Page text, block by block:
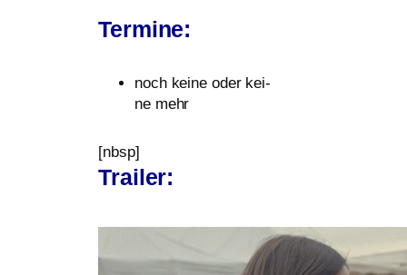
Termine:
noch kei­ne oder kei­
ne mehr
[nbsp]
Trailer: